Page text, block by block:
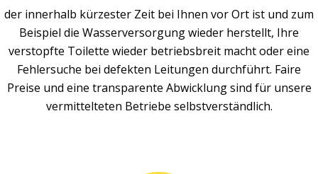
der innerhalb kürzester Zeit bei Ihnen vor Ort ist und zum
Beispiel die Wasserversorgung wieder herstellt, Ihre
verstopfte Toilette wieder betriebsbreit macht oder eine
Fehlersuche bei defekten Leitungen durchführt. Faire
Preise und eine transparente Abwicklung sind für unsere
vermittelteten Betriebe selbstverständlich.